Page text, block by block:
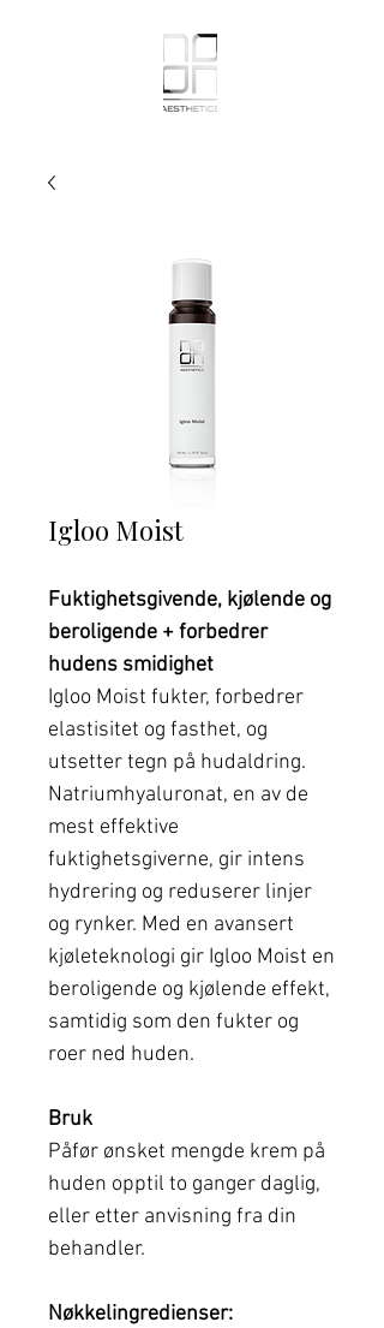
Igloo Moist
Fuktighetsgivende, kjølende og
beroligende + forbedrer
hudens smidighet
Igloo Moist fukter, forbedrer
elastisitet og fasthet, og
utsetter tegn på hudaldring.
Natriumhyaluronat, en av de
mest effektive
fuktighetsgiverne, gir intens
hydrering og reduserer linjer
og rynker. Med en avansert
kjøleteknologi gir Igloo Moist en
beroligende og kjølende effekt,
samtidig som den fukter og
roer ned huden.
Bruk
Påfør ønsket mengde krem på
huden opptil to ganger daglig,
eller etter anvisning fra din
behandler.
Nøkkelingredienser: